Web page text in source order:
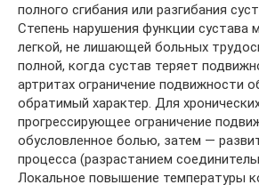
полного сгибания или разгибания
Степень нарушения функции сустава
легкой, не лишающей больных
полной, когда сустав теряет
артритах ограничение подвижности
обратимый характер. Для
прогрессирующее ограничение
обусловленное болью, затем —
процесса (разрастанием
Локальное повышение температуры